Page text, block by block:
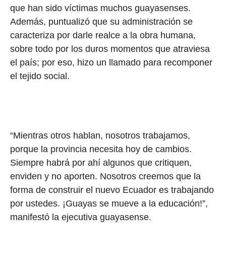
que han sido víctimas muchos guayasenses.
Además, puntualizó que su administración se
caracteriza por darle realce a la obra humana,
sobre todo por los duros momentos que atraviesa
el país; por eso, hizo un llamado para recomponer
el tejido social.
“Mientras otros hablan, nosotros trabajamos,
porque la provincia necesita hoy de cambios.
Siempre habrá por ahí algunos que critiquen,
enviden y no aporten. Nosotros creemos que la
forma de construir el nuevo Ecuador es trabajando
por ustedes. ¡Guayas se mueve a la educación!”,
manifestó la ejecutiva guayasense.